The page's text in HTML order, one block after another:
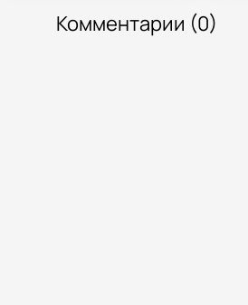
Комментарии (0)